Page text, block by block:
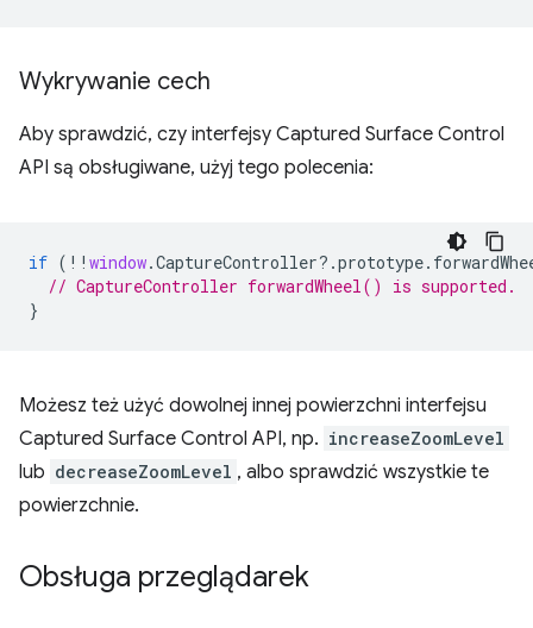
Wykrywanie cech
Aby sprawdzić, czy interfejsy Captured Surface Control
API są obsługiwane, użyj tego polecenia:
if ( !! window.CaptureController? .prototype.
// CaptureController forwardWheel() is supported.
}
Możesz też użyć dowolnej innej powierzchni interfejsu
Captured Surface Control API, np. increaseZoomLevel
lub decreaseZoomLevel , albo sprawdzić wszystkie te
powierzchnie.
Obsługa przeglądarek